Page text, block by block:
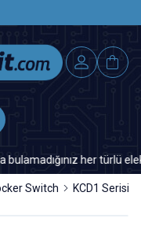
her türlü
Switch KCD1 Serisi